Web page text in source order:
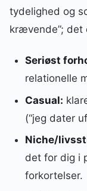
tydelighed og
krævende”; det
Seriøst
relationelle
Casual:
(“jeg dater
Niche/
det for dig i
forkortelser.